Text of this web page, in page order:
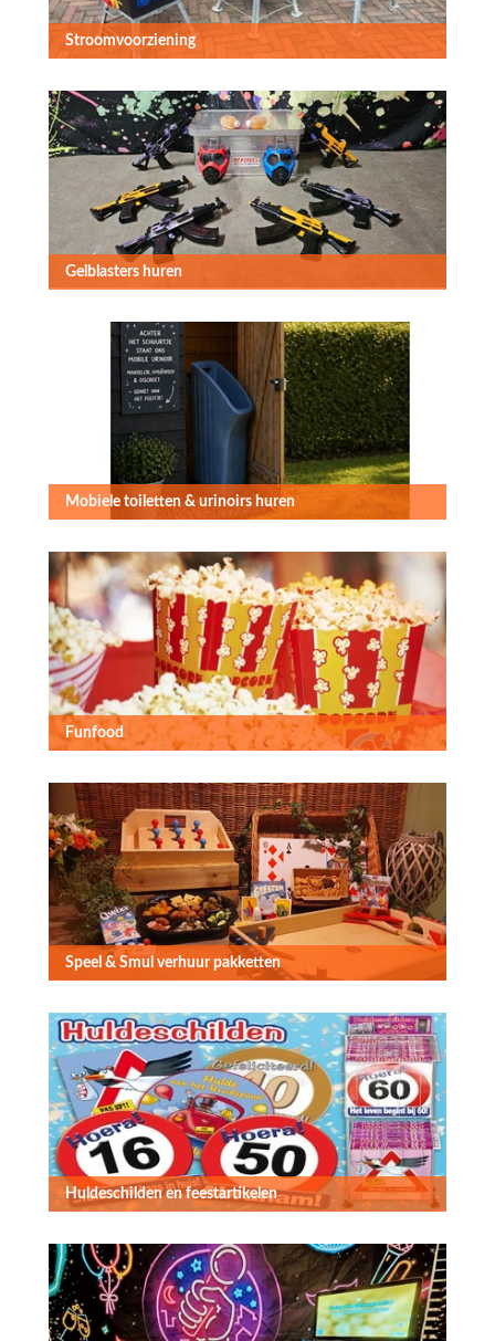
Stroomvoorziening
Gelblasters huren
Mobiele toiletten & urinoirs huren
Funfood
Speel & Smul verhuur pakketten
Huldeschilden en feestartikelen